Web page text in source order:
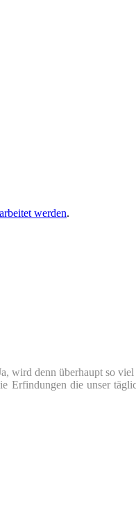
werden.
denn überhaupt so
die unser